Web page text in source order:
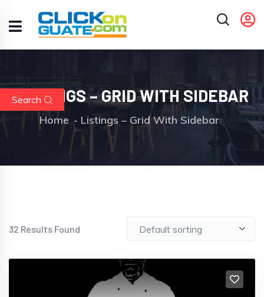
LISTINGS – GRID WITH SIDEBAR
Home Listings – Grid With Sidebar
Search
32 Results Found